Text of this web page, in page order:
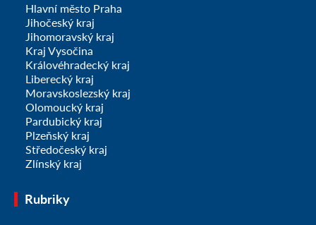
Hlavní město Praha
Jihočeský kraj
Jihomoravský kraj
Kraj Vysočina
Královéhradecký kraj
Liberecký kraj
Moravskoslezský kraj
Olomoucký kraj
Pardubický kraj
Plzeňský kraj
Středočeský kraj
Zlínský kraj
Rubriky